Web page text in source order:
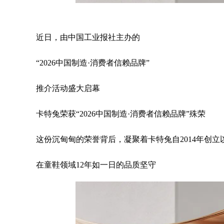
近日，由中国工业报社主办的
“2026中国制造·消费者信赖品牌”
推介活动盛大启幕
卡特兔荣获“2026中国制造·消费者信赖品牌”殊荣
这份沉甸甸的荣誉背后，凝聚着卡特兔自2014年创立
在童鞋领域12年如一日的品质坚守